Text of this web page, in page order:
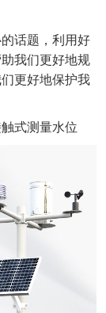
话题，利用好
我们更好地规
更好地保护我
式测量水位